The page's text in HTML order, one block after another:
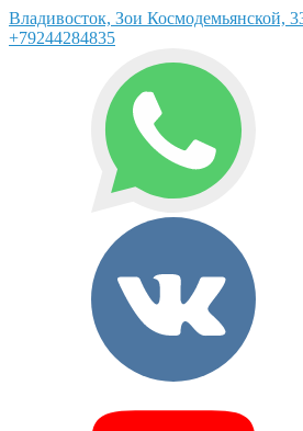
Владивосток, Зои Космодемьянской,
+79244284835